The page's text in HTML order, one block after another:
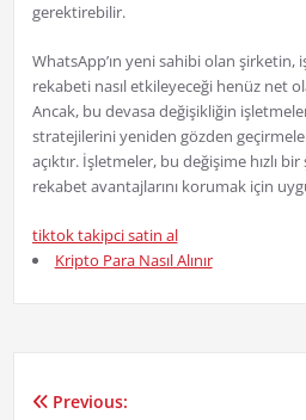
gerektirebilir.
WhatsApp’ın yeni sahibi olan şirketin,
rekabeti nasıl etkileyeceği henüz net
Ancak, bu devasa değişikliğin
stratejilerini yeniden gözden
açıktır. İşletmeler, bu değişime hızlı
rekabet avantajlarını korumak için
tiktok takipci satin al
Kripto Para Nasıl Alınır
Previous: